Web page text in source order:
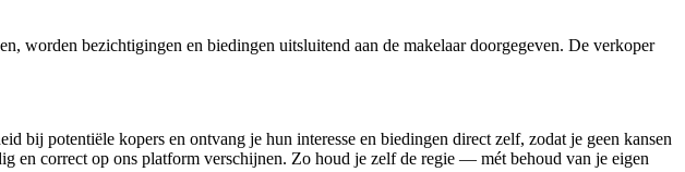
worden bezichtigingen en biedingen uitsluitend aan de makelaar doorgegeven. De verkoper
bij potentiële kopers en ontvang je hun interesse en biedingen direct zelf, zodat je geen kansen
en correct op ons platform verschijnen. Zo houd je zelf de regie — mét behoud van je eigen